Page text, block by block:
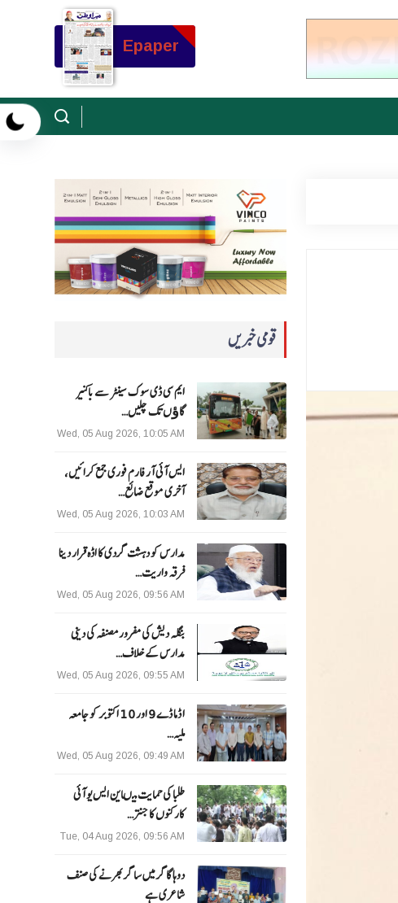
Epaper
قومی خبریں
ایم سی ڈی سوک سینٹر سے باکنیر
گاﺅں تک چلیں…
Wed, 05 Aug 2026, 10:05 AM
ایس آئی آر فارم فوری جمع کرائیں،
آخری موقع ضائع…
Wed, 05 Aug 2026, 10:03 AM
مدارس کو دہشت گردی کا اڈہ قرار دینا
فرقہ واریت…
Wed, 05 Aug 2026, 09:56 AM
بنگلہ دیش کی مفرور مصنفہ کی دینی
مدارس کے خلاف…
Wed, 05 Aug 2026, 09:55 AM
ا ڈما ڈے 9 اور 10 اکتوبر کو جامعہ
ملیہ…
Wed, 05 Aug 2026, 09:49 AM
طلبا کی حمایت میںاین ایس یو آئی
کارکنوں کا جنتر…
Tue, 04 Aug 2026, 09:56 AM
دوہا گاگر میں ساگر بھرنے کی صنف
شاعری ہے